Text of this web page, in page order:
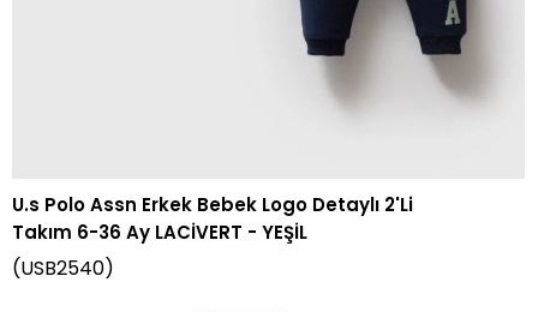
U.s Polo Assn Erkek Bebek Logo Detaylı 2'Li
Takım 6-36 Ay LACİVERT - YEŞİL
(USB2540)